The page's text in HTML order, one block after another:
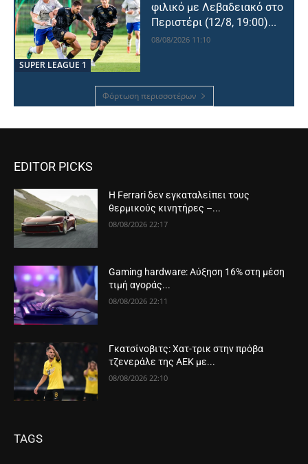
SUPER LEAGUE 1
φιλικό με Λεβαδειακό στο
Περιστέρι (12/8, 19:00)...
08/08/2026 11:10
Φόρτωση περισσοτέρων
EDITOR PICKS
Η Ferrari δεν εγκαταλείπει τους
θερμικούς κινητήρες –...
08/08/2026 22:17
Gaming hardware: Αύξηση 16% στη μέση
τιμή αγοράς...
08/08/2026 22:11
Γκατσίνοβιτς: Χατ-τρικ στην πρόβα
τζενεράλε της ΑΕΚ με...
08/08/2026 22:10
TAGS